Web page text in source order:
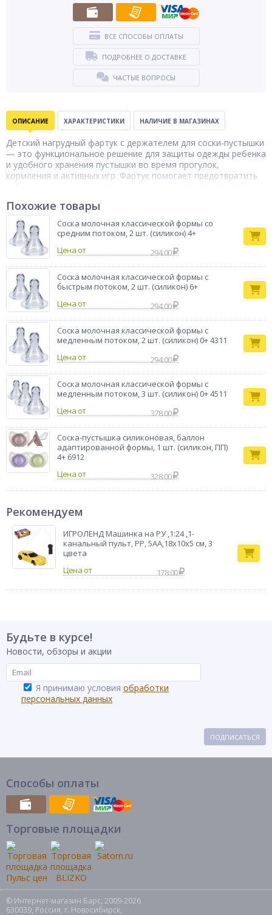
ВСЕ СПОСОБЫ ОПЛАТЫ
ПОДРОБНЕЕ О ДОСТАВКЕ
ЧАСТЫЕ ВОПРОСЫ
ОПИСАНИЕ ХАРАКТЕРИСТИКИ НАЛИЧИЕ В МАГАЗИНАХ
Детский нагрудный фартук с держателем для соски-пустышки
— это функциональное решение для защиты одежды ребенка
и удобного хранения пустышки во время прогулок,
кормления и активных игр. Фартук помогает предотвратить
держатель надежно фиксирует пустышку и делает
использование более гигиеничным. Изделие выполнено из
безопасных материалов, подходящих для детей, и
рассчитано на ежедневное использование. Мягкая структура
обеспечивает комфорт при ношении и не мешает движениям
Бренд ПОМА
Похожие товары
Соска молочная классической формы со
средним потоком, 2 шт. (силикон) 4+
Цена от
294.00
Соска молочная классической формы с
быстрым потоком, 2 шт. (силикон) 6+
Цена от
294.00
Соска молочная классической формы с
медленным потоком, 2 шт. (силикон) 0+ 4311
Цена от
294.00
Соска молочная классической формы с
медленным потоком, 3 шт. (силикон) 0+ 4511
Цена от
378.00
Соска-пустышка силиконовая, баллон
адаптированной формы, 1 шт. (силикон, ПП)
4+ 6912
Цена от
328.00
Рекомендуем
ИГРОЛЕНД Машинка на РУ ,1:24 ,1-
канальный пульт, PP, 5АА,18х10х5 см, 3
цвета
178.00
Будьте в курсе!
Новости, обзоры и акции
Я принимаю условия обработки
персональных данных
ПОДПИСАТЬСЯ
Способы оплаты
Торговые площадки
© Интернет-магазин Барс, 2009-2026
630039, Россия, г. Новосибирск,